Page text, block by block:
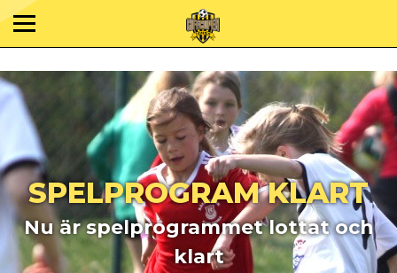
SPELPROGRAM KLART
Nu är spelprogrammet lottat och
klart